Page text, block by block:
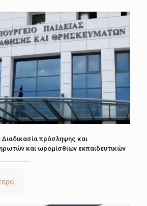
Διαδικασία πρόσληψης και
και ωρομίσθιων εκπαιδευτικών